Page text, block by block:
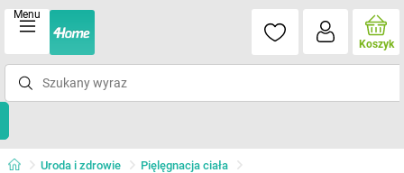
Menu
Koszyk
Uroda i zdrowie
Pięlęgnacja ciała